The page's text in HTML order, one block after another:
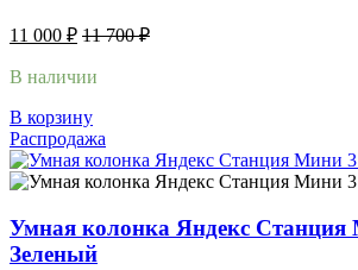
11 000 ₽ 11 700₽
В наличии
В корзину
Распродажа
Умная колонка Яндекс
Зеленый